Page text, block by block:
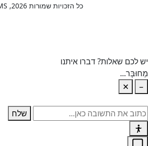
כל הזכויות שמורות 2026
, AMS
יש לכם שאלות? דברו איתנו
מְחוּבָּר...
−
✕
שלח